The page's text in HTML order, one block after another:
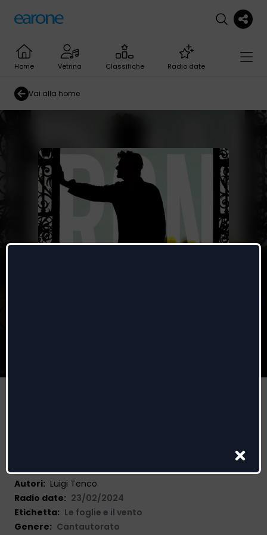
Home Vetrina Classifiche Radio date
Vai alla home
Autori: Luigi Tenco
Radio date: 23/02/2024
Etichetta: Le foglie e il vento
Genere: Cantautorato